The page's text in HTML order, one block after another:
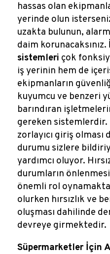
hassas olan
yerinde olun
uzakta bulunun,
daim korunacaksınız.
sistemleri çok
iş yerinin hem de
ekipmanların
kuyumcu ve benzeri
barındıran
gereken
zorlayıcı giriş
durumu sizlere
yardımcı oluyor.
durumların
önemli rol
olurken hırsızlık ve
oluşması dahilinde
devreye girmektedir.
Süpermarketler İçin